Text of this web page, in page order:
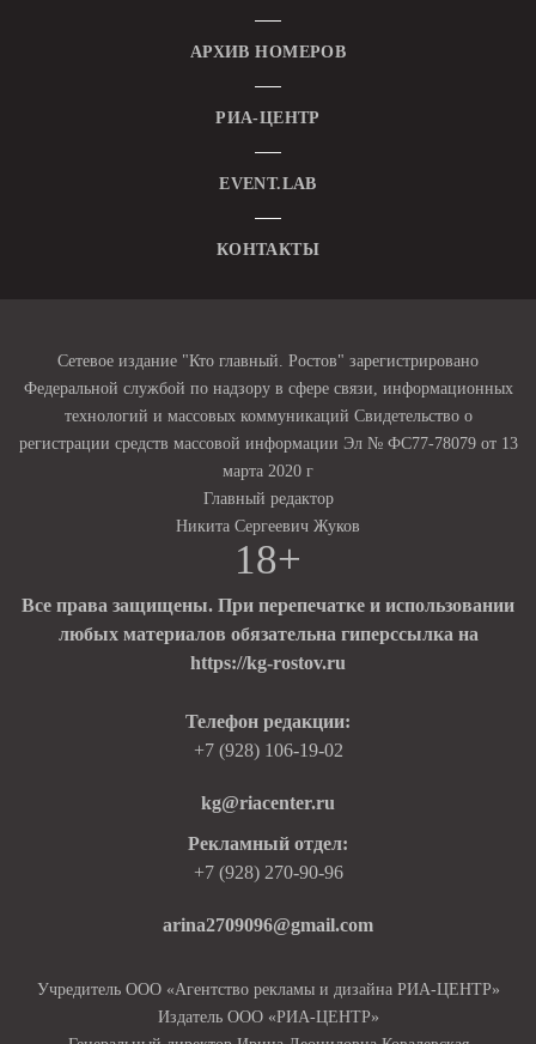
АРХИВ НОМЕРОВ
РИА-ЦЕНТР
EVENT.LAB
КОНТАКТЫ
Сетевое издание "Кто главный. Ростов" зарегистрировано
Федеральной службой по надзору в сфере связи, информационных
технологий и массовых коммуникаций Свидетельство о
регистрации средств массовой информации Эл № ФС77-78079 от 13
марта 2020 г
Главный редактор
Никита Сергеевич Жуков
18+
Все права защищены. При перепечатке и использовании
любых материалов обязательна гиперссылка на
https://kg-rostov.ru
Телефон редакции:
+7 (928) 106-19-02
kg@riacenter.ru
Рекламный отдел:
+7 (928) 270-90-96
arina2709096@gmail.com
Учредитель ООО «Агентство рекламы и дизайна РИА-ЦЕНТР»
Издатель ООО «РИА-ЦЕНТР»